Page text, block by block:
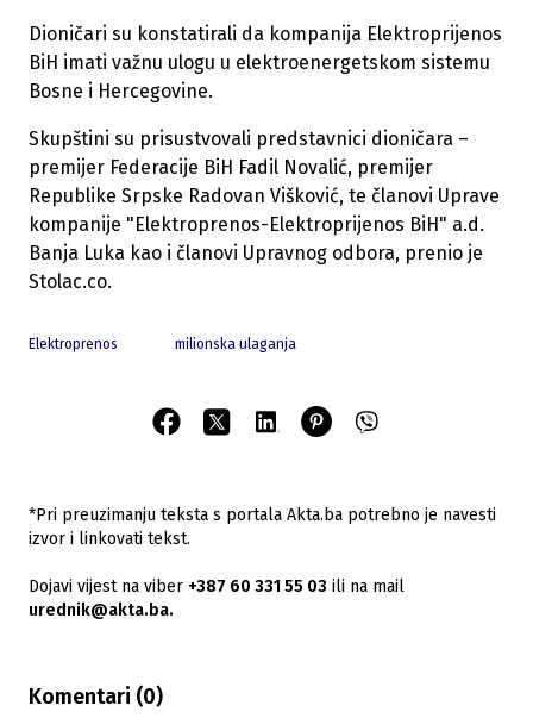
Dioničari su konstatirali da kompanija Elektroprijenos
BiH imati važnu ulogu u elektroenergetskom sistemu
Bosne i Hercegovine.
Skupštini su prisustvovali predstavnici dioničara –
premijer Federacije BiH Fadil Novalić, premijer
Republike Srpske Radovan Višković, te članovi Uprave
kompanije "Elektroprenos-Elektroprijenos BiH" a.d.
Banja Luka kao i članovi Upravnog odbora, prenio je
Stolac.co.
Elektroprenos milionska ulaganja
*Pri preuzimanju teksta s portala Akta.ba potrebno je navesti
izvor i linkovati tekst.
Dojavi vijest na viber +387 60 331 55 03 ili na mail
urednik@akta.ba.
Komentari (0)